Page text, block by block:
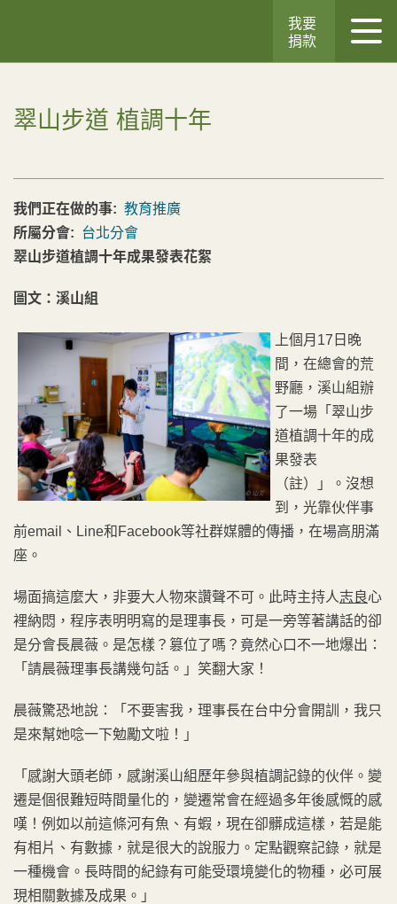
我要
捐款
翠山步道 植調十年
我們正在做的事: 教育推廣
所屬分會: 台北分會
翠山步道植調十年成果發表花絮
圖文：溪山組
上個月17日晚
間，在總會的荒
野廳，溪山組辦
了一場「翠山步
道植調十年的成
果發表
（註）」。沒想
到，光靠伙伴事
前email、Line和Facebook等社群媒體的傳播，在場高朋滿
座。
場面搞這麼大，非要大人物來讚聲不可。此時主持人志良心
裡納悶，程序表明明寫的是理事長，可是一旁等著講話的卻
是分會長晨薇。是怎樣？篡位了嗎？竟然心口不一地爆出：
「請晨薇理事長講幾句話。」笑翻大家！
晨薇驚恐地說：「不要害我，理事長在台中分會開訓，我只
是來幫她唸一下勉勵文啦！」
「感謝大頭老師，感謝溪山組歷年參與植調記錄的伙伴。變
遷是個很難短時間量化的，變遷常會在經過多年後感慨的感
嘆！例如以前這條河有魚、有蝦，現在卻髒成這樣，若是能
有相片、有數據，就是很大的說服力。定點觀察記錄，就是
一種機會。長時間的紀錄有可能受環境變化的物種，必可展
現相關數據及成果。」